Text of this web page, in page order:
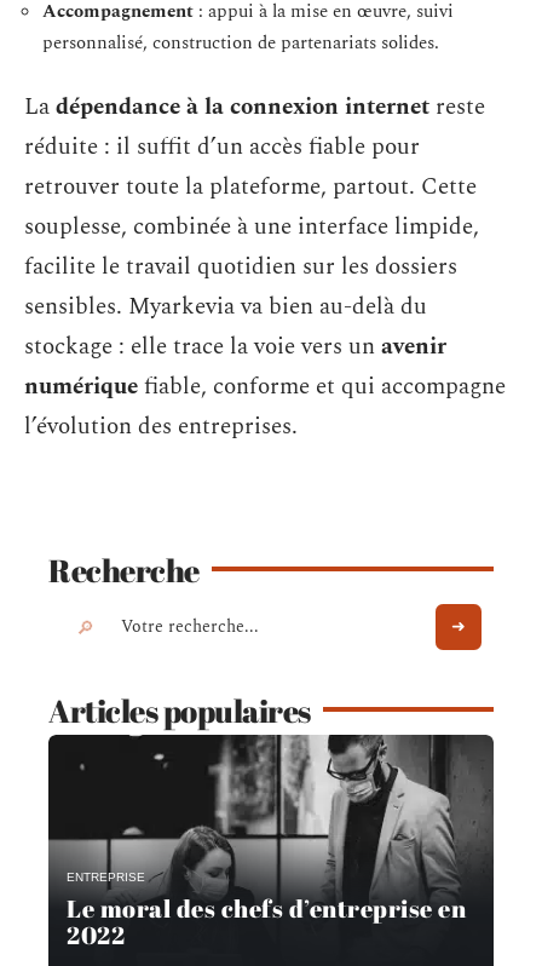
Accompagnement : appui à la mise en œuvre, suivi
personnalisé, construction de partenariats solides.
Ladépendance à la connexion internet reste
réduite : il suffit d’un accès fiable pour
retrouver toute la plateforme, partout. Cette
souplesse, combinée à une interface limpide,
facilite le travail quotidien sur les dossiers
sensibles. Myarkevia va bien au-delà du
stockage : elle trace la voie vers unavenir
numériquefiable, conforme et qui accompagne
l’évolution des entreprises.
Recherche
Articles populaires
ENTREPRISE
Le moral des chefs d’entreprise en
2022